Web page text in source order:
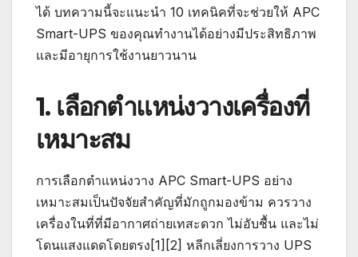
ได้ บทความนี้จะแนะนำ 10 เทคนิคที่จะช่วยให้ APC
Smart-UPS ของคุณทำงานได้อย่างมีประสิทธิภาพ
และมีอายุการใช้งานยาวนาน
1. เลือกตำแหน่งวางเครื่องที่
เหมาะสม
การเลือกตำแหน่งวาง APC Smart-UPS อย่าง
เหมาะสมเป็นปัจจัยสำคัญที่มักถูกมองข้าม ควรวาง
เครื่องในที่ที่มีอากาศถ่ายเทสะดวก ไม่อับชื้น และไม่
โดนแสงแดดโดยตรง[1][2] หลีกเลี่ยงการวาง UPS